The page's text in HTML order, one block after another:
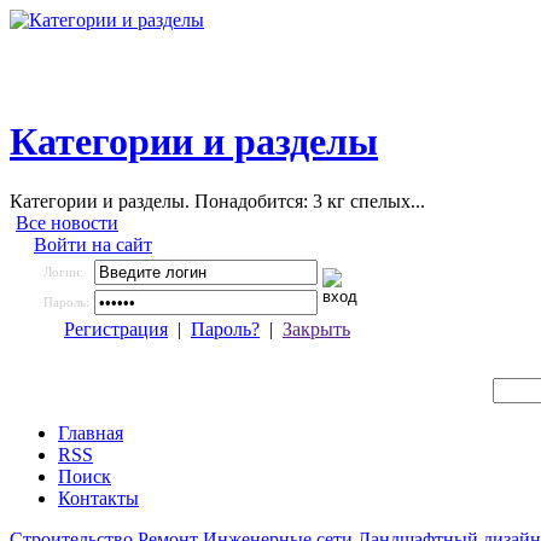
Категории и разделы
Категории и разделы. Понадобится: 3 кг спелых...
Все новости
Войти на сайт
Логин:
Пароль:
Регистрация | Пароль? | Закрыть
Главная
RSS
Поиск
Контакты